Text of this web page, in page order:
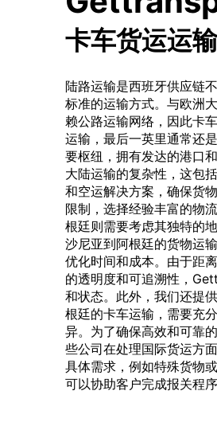
卡车货运运输
陆路运输是西班牙供应链
标准的运输方式。与欧洲
赖公路运输网络，因此卡
运输，最后一英里通常还
要枢纽，拥有发达的港口
大陆运输的复杂性，这包
和空运解决方案，确保货
限制，选择经验丰富的物
根廷则需要考虑其独特的
沙尼亚到阿根廷的货物运
优化时间和成本。由于距
的透明度和可追溯性，
和状态。此外，我们还提
根廷的卡车运输，需要充
异。为了确保高效和可靠
些公司在处理国际货运方
具体需求，例如特殊货物
可以协助客户完成报关程